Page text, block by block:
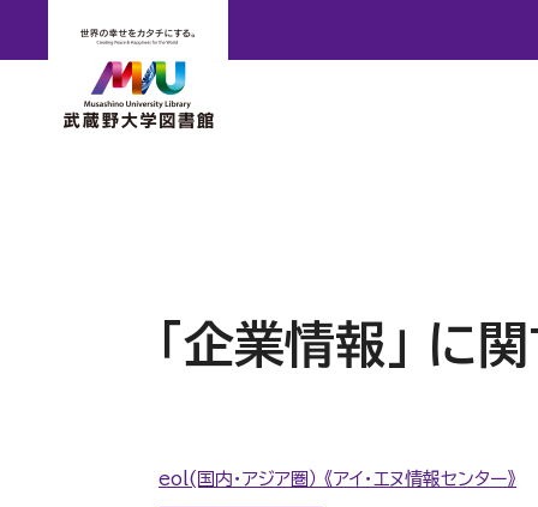
「企業情報」 に
eol(国内・アジア圏） 《アイ・エヌ情報センター》